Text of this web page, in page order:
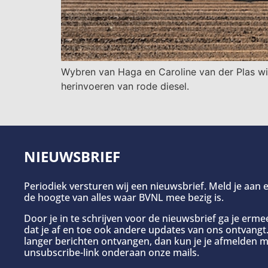
Wybren van Haga en Caroline van der Plas
herinvoeren van rode diesel.
NIEUWSBRIEF
Periodiek versturen wij een nieuwsbrief. Meld je aan
de hoogte van alles waar BVNL mee bezig is.
Door je in te schrijven voor de nieuwsbrief ga je
dat je af en toe ook andere updates van ons
langer berichten ontvangen, dan kun je je afmelden
unsubscribe-link onderaan onze mails.